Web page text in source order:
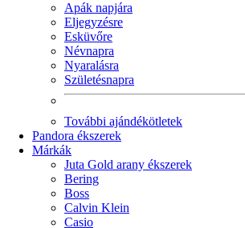
Apák napjára
Eljegyzésre
Esküvőre
Névnapra
Nyaralásra
Születésnapra
További ajándékötletek
Pandora ékszerek
Márkák
Juta Gold arany ékszerek
Bering
Boss
Calvin Klein
Casio